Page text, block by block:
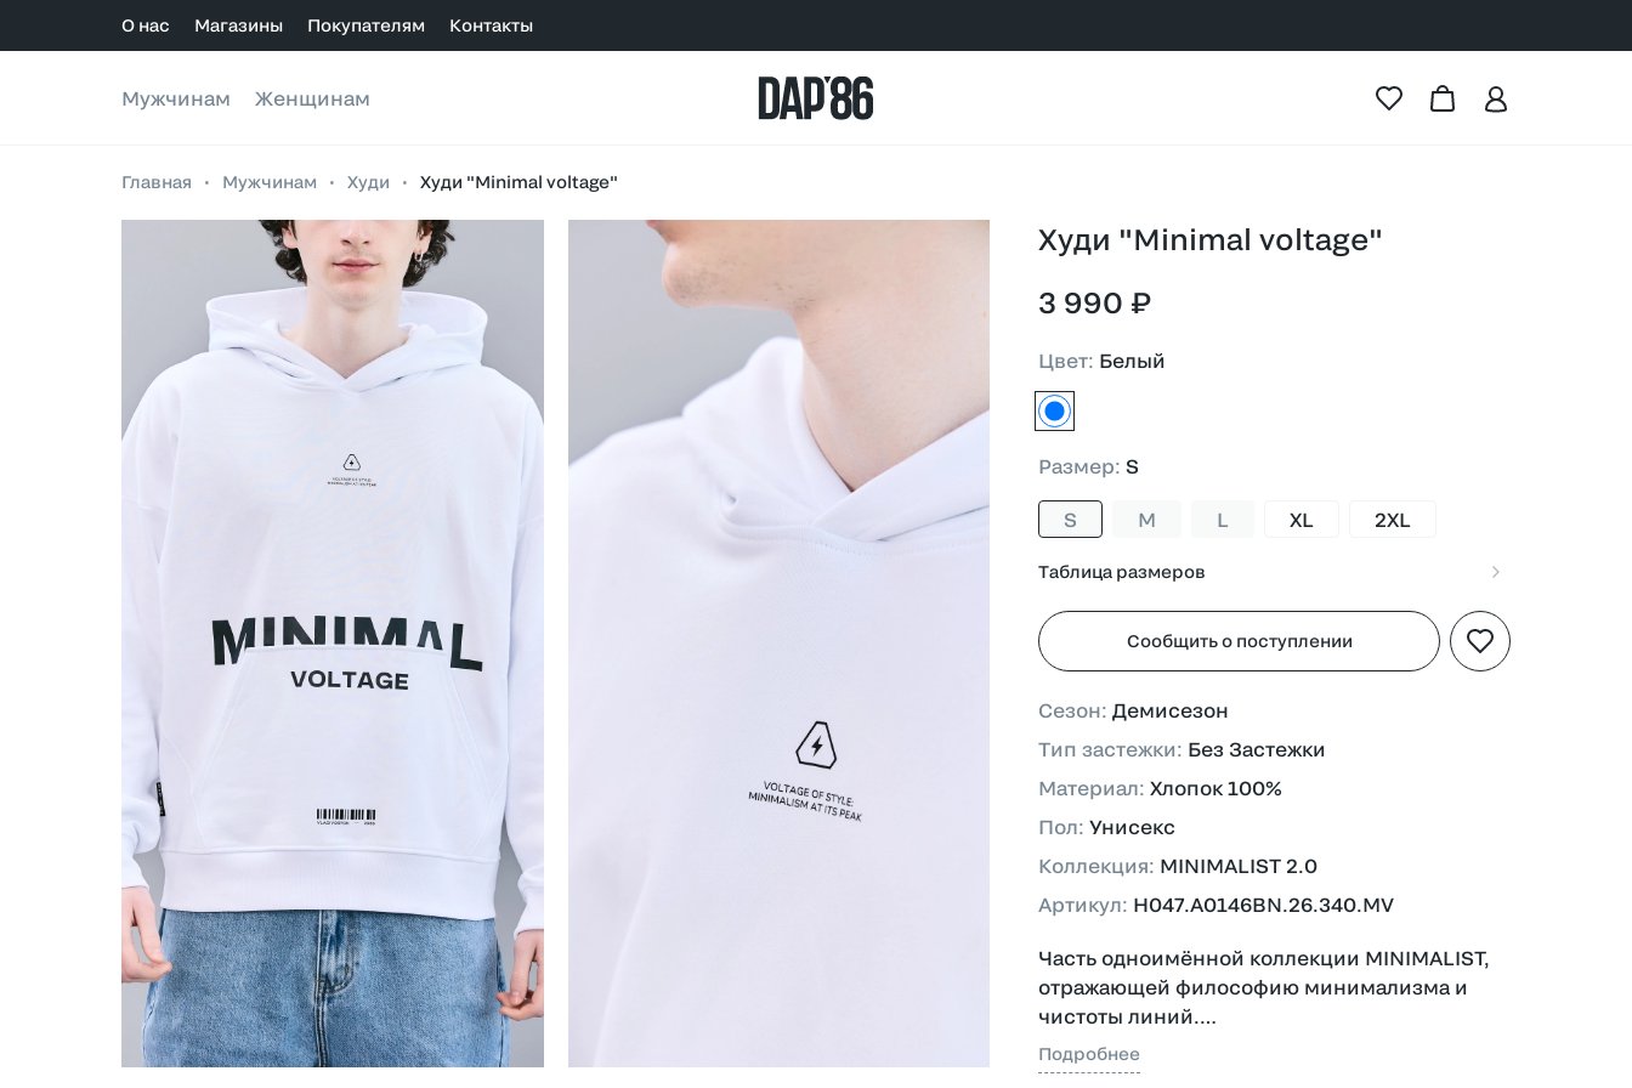
О нас Магазины Покупателям Контакты
Мужчинам Женщинам
Главная • Мужчинам • Худи • Худи "Minimal voltage"
Худи "Minimal voltage"
3 990 ₽
Цвет: Белый
белый
Размер:S
S M L XL 2XL
Таблица размеров
Сообщить о поступлении
Сезон:Демисезон
Тип застежки: Без Застежки
Материал:Хлопок 100%
Пол:Унисекс
Коллекция: MINIMALIST 2.0
Артикул: H047.A0146BN.26.340.MV
Часть одноимённой коллекции MINIMALIST,
отражающей философию минимализма и
чистоты линий.
Модель выполнена из 100% хлопка с
Подробнее